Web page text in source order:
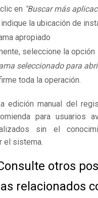
en "Buscar más
la ubicación de
apropiado
seleccione la opción
seleccionado para
toda la operación.
edición manual del
para usuarios
sin el
el sistema.
otros
relacionados